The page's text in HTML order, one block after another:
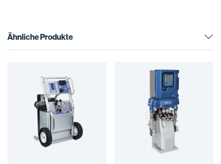
Ähnliche Produkte